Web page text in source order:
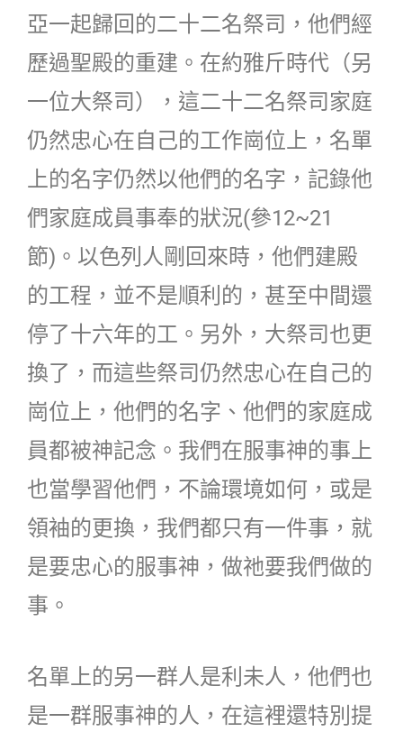
亞一起歸回的二十二名祭司，他們經
歷過聖殿的重建。在約雅斤時代（另
一位大祭司），這二十二名祭司家庭
仍然忠心在自己的工作崗位上，名單
上的名字仍然以他們的名字，記錄他
們家庭成員事奉的狀況(參12~21
節)。以色列人剛回來時，他們建殿
的工程，並不是順利的，甚至中間還
停了十六年的工。另外，大祭司也更
換了，而這些祭司仍然忠心在自己的
崗位上，他們的名字、他們的家庭成
員都被神記念。我們在服事神的事上
也當學習他們，不論環境如何，或是
領袖的更換，我們都只有一件事，就
是要忠心的服事神，做祂要我們做的
事。
名單上的另一群人是利未人，他們也
是一群服事神的人，在這裡還特別提